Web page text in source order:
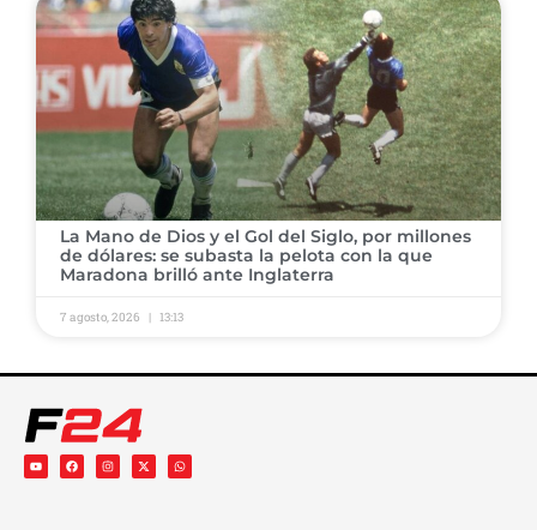
​La Mano de Dios y el Gol del Siglo, por millones
de dólares: se subasta la pelota con la que
Maradona brilló ante Inglaterra
7 agosto, 2026 13:13